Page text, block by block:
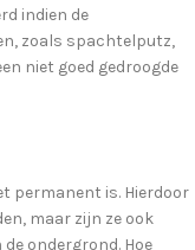
indien de
zoals spachtelputz,
niet goed gedroogde
permanent is. Hierdoor
maar zijn ze ook
ondergrond. Hoe